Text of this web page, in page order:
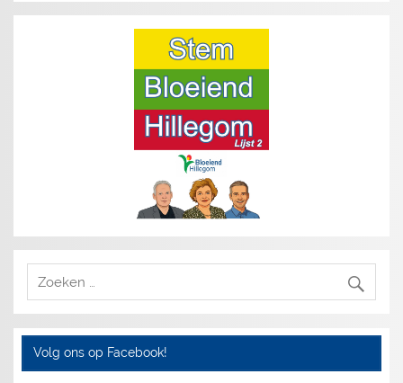
Volg ons op Facebook!